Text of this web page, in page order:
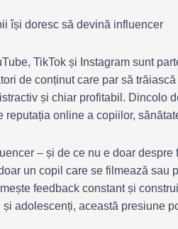
își doresc să devină influencer
TikTok și Instagram sunt
de conținut care par să
și chiar profitabil. Dincolo
reputația online a copiilor,
– și de ce nu e doar despre
un copil care se filmează sau
feedback constant și
adolescenți, această presiune